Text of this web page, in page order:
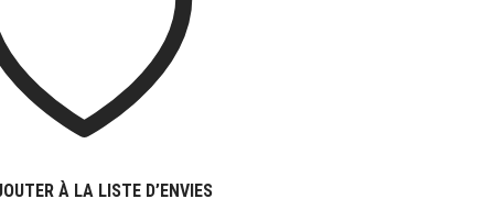
À LA LISTE D’ENVIES